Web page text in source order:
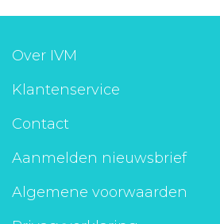
Over IVM
Klantenservice
Contact
Aanmelden nieuwsbrief
Algemene voorwaarden